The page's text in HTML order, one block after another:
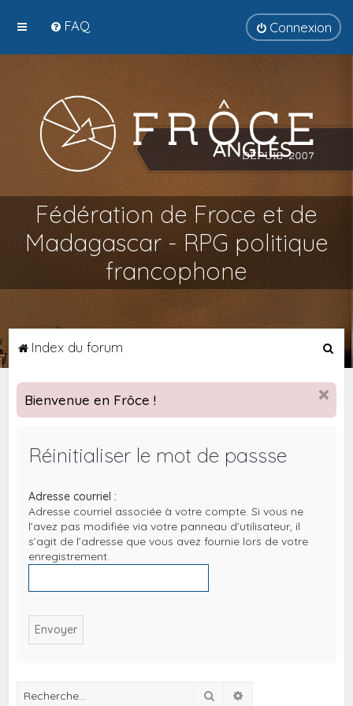
FAQ Connexion
Fédération de Froce et de
Madagascar - RPG politique
francophone
Index du forum
c
h
Bienvenue en Frôce !
Réinitialiser le mot de passse
Adresse courriel :
Adresse courriel associée à votre compte. Si vous ne
l’avez pas modifiée via votre panneau d’utilisateur, il
s’agit de l’adresse que vous avez fournie lors de votre
enregistrement.
Rechercher